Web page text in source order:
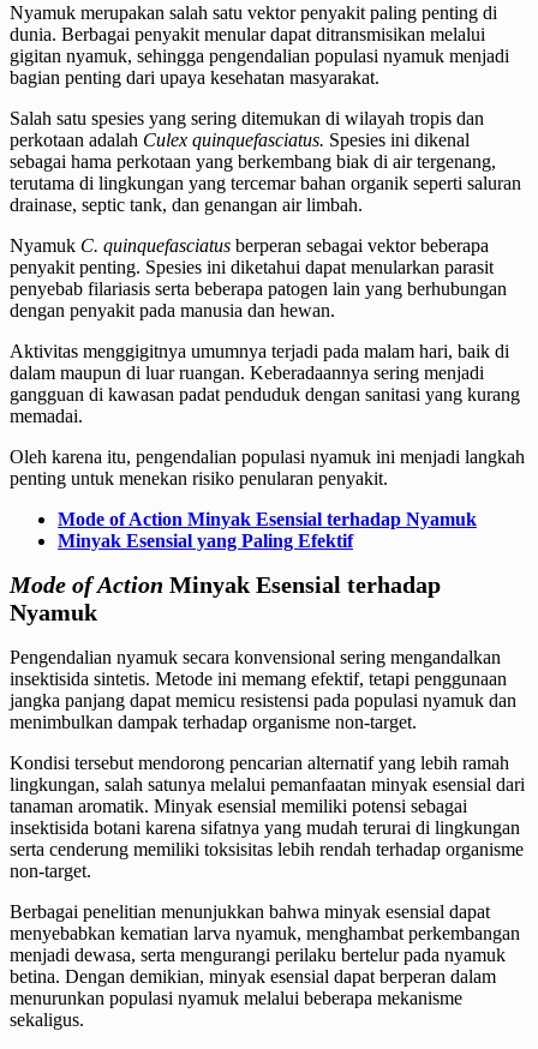
Nyamuk merupakan salah satu vektor penyakit paling penting di
dunia. Berbagai penyakit menular dapat ditransmisikan melalui
gigitan nyamuk, sehingga pengendalian populasi nyamuk menjadi
bagian penting dari upaya kesehatan masyarakat.
Salah satu spesies yang sering ditemukan di wilayah tropis dan
perkotaan adalah Culex quinquefasciatus. Spesies ini dikenal
sebagai hama perkotaan yang berkembang biak di air tergenang,
terutama di lingkungan yang tercemar bahan organik seperti saluran
drainase, septic tank, dan genangan air limbah.
Nyamuk C. quinquefasciatus berperan sebagai vektor beberapa
penyakit penting. Spesies ini diketahui dapat menularkan parasit
penyebab filariasis serta beberapa patogen lain yang berhubungan
dengan penyakit pada manusia dan hewan.
Aktivitas menggigitnya umumnya terjadi pada malam hari, baik di
dalam maupun di luar ruangan. Keberadaannya sering menjadi
gangguan di kawasan padat penduduk dengan sanitasi yang kurang
memadai.
Oleh karena itu, pengendalian populasi nyamuk ini menjadi langkah
penting untuk menekan risiko penularan penyakit.
Mode of Action Minyak Esensial terhadap Nyamuk
Minyak Esensial yang Paling Efektif
Mode of Action Minyak Esensial terhadap
Nyamuk
Pengendalian nyamuk secara konvensional sering mengandalkan
insektisida sintetis. Metode ini memang efektif, tetapi penggunaan
jangka panjang dapat memicu resistensi pada populasi nyamuk dan
menimbulkan dampak terhadap organisme non-target.
Kondisi tersebut mendorong pencarian alternatif yang lebih ramah
lingkungan, salah satunya melalui pemanfaatan minyak esensial dari
tanaman aromatik. Minyak esensial memiliki potensi sebagai
insektisida botani karena sifatnya yang mudah terurai di lingkungan
serta cenderung memiliki toksisitas lebih rendah terhadap organisme
non-target.
Berbagai penelitian menunjukkan bahwa minyak esensial dapat
menyebabkan kematian larva nyamuk, menghambat perkembangan
menjadi dewasa, serta mengurangi perilaku bertelur pada nyamuk
betina. Dengan demikian, minyak esensial dapat berperan dalam
menurunkan populasi nyamuk melalui beberapa mekanisme
sekaligus.